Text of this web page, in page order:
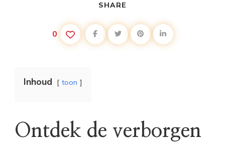
SHARE
0
Inhoud toon
Ontdek de verborgen